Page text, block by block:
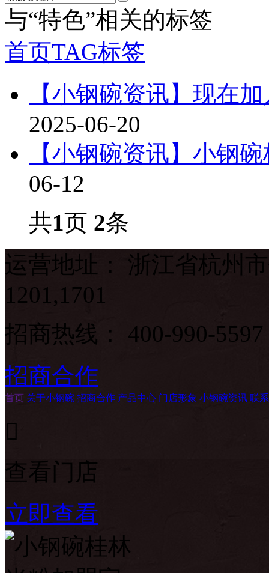
与“特色”相关的标签
首页TAG标签
【小钢碗资讯】现在
2025-06-20
【小钢碗资讯】小钢
06-12
共1页 2条
运营地址： 浙江省杭州
1201,1701
招商热线： 400-990-5597
招商合作
首页 关于小钢碗 招商合作 产品中心 门店形象 小钢碗资讯 联

查看门店
立即查看